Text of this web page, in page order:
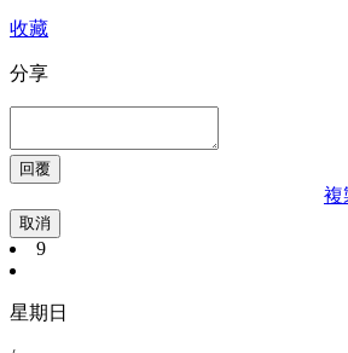
收藏
分享
複
取消
9
星期日